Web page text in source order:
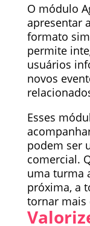
O módulo
apresentar
formato
permite
usuários
novos
Esses
podem ser
comercial.
uma turma
próxima, a
tornar mais